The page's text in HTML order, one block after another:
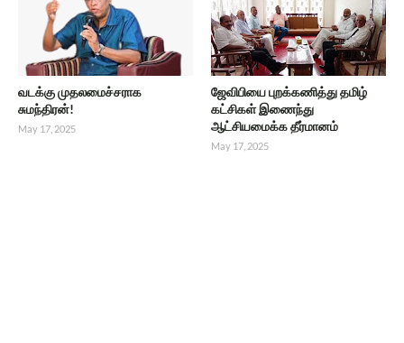
வடக்கு முதலமைச்சராக
சுமந்திரன்!
May 17, 2025
ஜேவிபியை புறக்கணித்து தமிழ்
கட்சிகள் இணைந்து
ஆட்சியமைக்க தீர்மானம்
May 17, 2025